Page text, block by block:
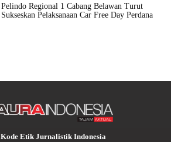
Pelindo Regional 1 Cabang Belawan Turut
Sukseskan Pelaksanaan Car Free Day Perdana
Kode Etik Jurnalistik Indonesia